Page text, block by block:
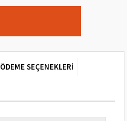
ÖDEME SEÇENEKLERI